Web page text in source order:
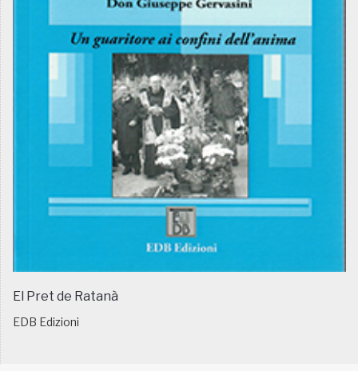
El Pret de Ratanà
EDB Edizioni